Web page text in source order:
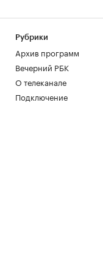
Рубрики
Архив программ
Вечерний РБК
О телеканале
Подключение